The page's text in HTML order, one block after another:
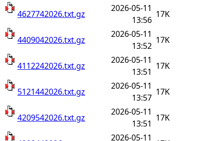
4627742026.txt.gz
2026-05-11
13:56
17K
4409042026.txt.gz
2026-05-11
13:52
17K
4112242026.txt.gz
2026-05-11
13:51
17K
5121442026.txt.gz
2026-05-11
13:57
17K
4209542026.txt.gz
2026-05-11
13:51
17K
2026-05-11